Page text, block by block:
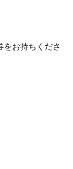
をお持ちくださ